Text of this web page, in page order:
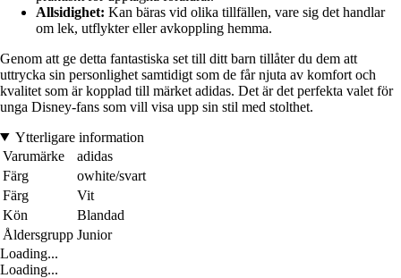
Allsidighet: Kan bäras vid olika tillfällen, vare sig det handlar
om lek, utflykter eller avkoppling hemma.
Genom att ge detta fantastiska set till ditt barn tillåter du dem att
uttrycka sin personlighet samtidigt som de får njuta av komfort och
kvalitet som är kopplad till märket adidas. Det är det perfekta valet för
unga Disney-fans som vill visa upp sin stil med stolthet.
Ytterligare information
Varumärke
adidas
Färg
owhite/svart
Färg
Vit
Kön
Blandad
Åldersgrupp Junior
Loading...
Loading...